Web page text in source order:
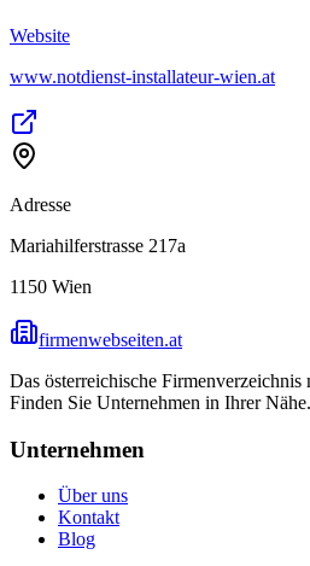
Website
www.notdienst-installateur-wien.at
Adresse
Mariahilferstrasse 217a
1150 Wien
firmenwebseiten.at
Das österreichische
Finden Sie Unternehmen in Ihrer Nähe.
Unternehmen
Über uns
Kontakt
Blog